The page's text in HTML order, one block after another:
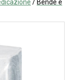
/ Bende e